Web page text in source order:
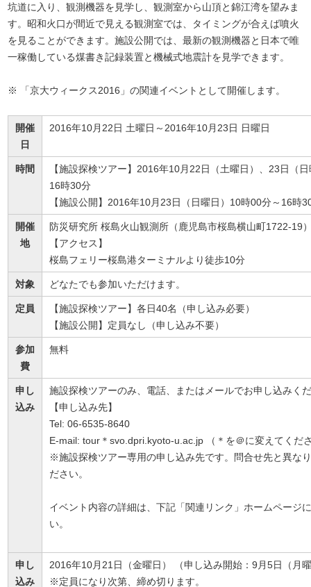
坑道に入り、観測機器を見学し、観測室から山頂と錦江湾を望みま
す。昭和火口が間近で見える観測室では、タイミングが合えば噴火
を見ることができます。施設公開では、最新の観測機器と日本で唯
一稼働している煤書き記録装置と機械式地震計を見学できます。
※ 「京大ウィークス2016」の関連イベントとして開催します。
開催
日
2016年10月22日 土曜日～2016年10月23日 日曜日
時間
【施設探検ツアー】2016年10月22日（土曜日）、23日（
16時30分
【施設公開】2016年10月23日（日曜日）10時00分～16時
開催
地
防災研究所 桜島火山観測所（鹿児島市桜島横山町1722-19
【アクセス】
桜島フェリー桜島港ターミナルより徒歩10分
対象 どなたでも参加いただけます。
定員
【施設探検ツアー】各日40名（申し込み必要）
【施設公開】定員なし（申し込み不要）
参加
費
無料
申し
込み
施設探検ツアーのみ、電話、またはメールでお申し込みく
【申し込み先】
Tel: 06-6535-8640
E-mail: tour＊svo.dpri.kyoto-u.ac.jp （＊を＠に変えてくだ
※施設探検ツアー専用の申し込み先です。問合せ先と異な
ださい。
イベント内容の詳細は、下記「関連リンク」ホームページ
い。
申し
込み
2016年10月21日（金曜日） （申し込み開始：9月5日（月
※定員になり次第、締め切ります。